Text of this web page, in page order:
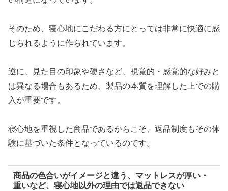
そのため、寝心地にこだわる方にとっては非常に快適に感
じられるように作られています。
逆に、見た目の印象や硬さなど、視覚的・感覚的な好みと
は異なる場合もあるため、製品の本質を理解した上での購
入が重要です。
寝心地を重視した商品であるからこそ、返品制度もその体
験に基づいた条件となっているのです。
商品の色合いがイメージと違う、マットレスが厚い・
重いなど、寝心地以外の理由では返品できない